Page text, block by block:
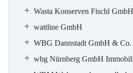
Wasta Konserven Fischl
wattline GmbH
WBG Dannstadt GmbH &
wbg Nürnberg GmbH